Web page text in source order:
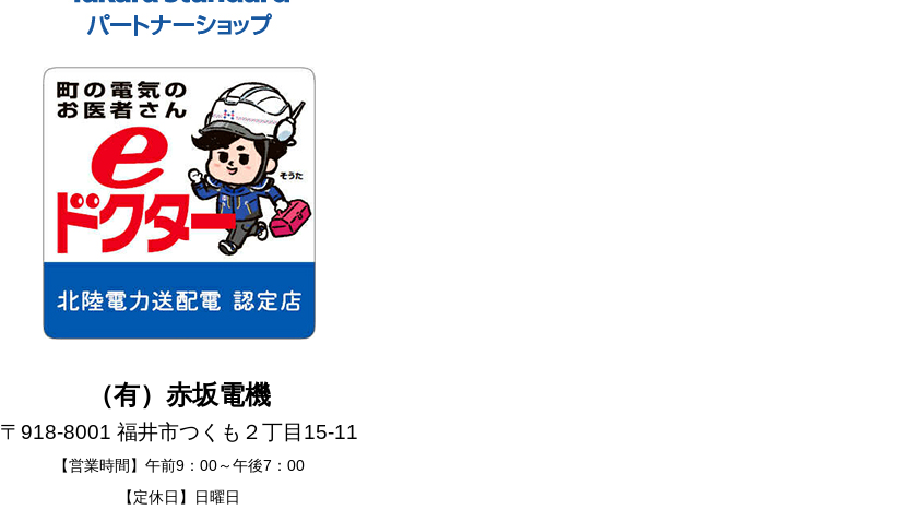
（有）赤坂電機
〒918-8001 福井市つくも２丁目15-11
【営業時間】午前9：00～午後7：00
【定休日】日曜日